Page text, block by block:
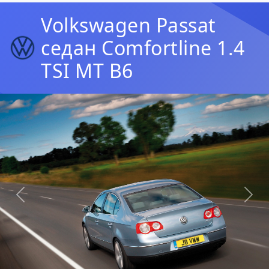
Volkswagen Passat
седан Comfortline 1.4
TSI MT B6
Предыдущая